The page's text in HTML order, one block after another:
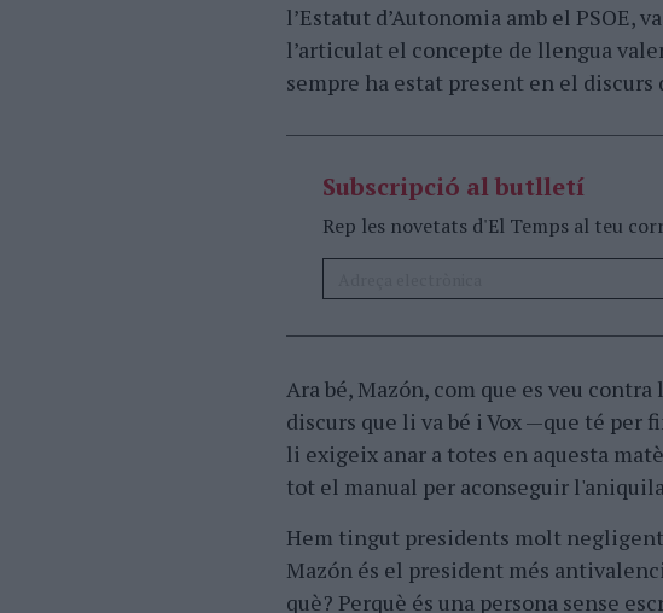
l’Estatut d’Autonomia amb el PSOE,
l’articulat el concepte de llengua
sempre ha estat present en el discurs
Subscripció al butlletí
Rep les novetats d'El Temps al teu
Ara bé, Mazón, com que es veu
discurs que li va bé i Vox —que té
li exigeix anar a totes en aquesta
tot el manual per aconseguir
Hem tingut presidents molt
Mazón és el president més
què? Perquè és una persona sense